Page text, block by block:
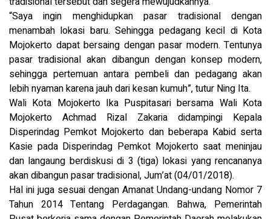
“Saya ingin menghidupkan pasar tradisional dengan
menambah lokasi baru. Sehingga pedagang kecil di Kota
Mojokerto dapat bersaing dengan pasar modern. Tentunya
pasar tradisional akan dibangun dengan konsep modern,
sehingga pertemuan antara pembeli dan pedagang akan
lebih nyaman karena jauh dari kesan kumuh”, tutur Ning Ita.
Wali Kota Mojokerto Ika Puspitasari bersama Wali Kota
Mojokerto Achmad Rizal Zakaria didampingi Kepala
Disperindag Pemkot Mojokerto dan beberapa Kabid serta
Kasie pada Disperindag Pemkot Mojokerto saat meninjau
dan langaung berdiskusi di 3 (tiga) lokasi yang rencananya
akan dibangun pasar tradisional, Jum’at (04/01/2018).
Hal ini juga sesuai dengan Amanat Undang-undang Nomor 7
Tahun 2014 Tentang Perdagangan. Bahwa, Pemerintah